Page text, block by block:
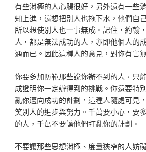
有些消極的人心腸很好，另外還有一些
知上進，還想把別人也拖下水，他們自
所以想使別人也一事無成。記住，約翰
人，都是無法成功的人，亦即他個人的
通而已。因此這種人的意見，對你有害
你要多加防範那些說你辦不到的人，只
成證明你一定辦得到的挑戰。你還要特
亂你邁向成功的計劃，這種人隨處可見
笑別人的進步與努力。千萬要小心，要
的人，千萬不要讓他們打亂你的計劃。
不要讓那些思想消極、度量狹窄的人妨